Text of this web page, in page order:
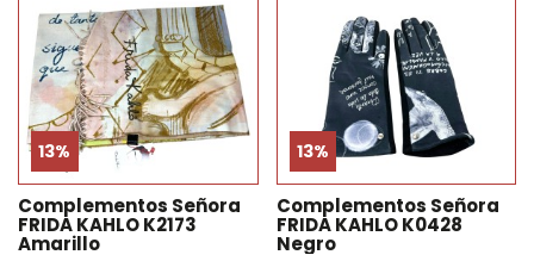
13%
Complementos Señora
FRIDA KAHLO K2173
Amarillo
13%
Complementos Señora
FRIDA KAHLO K0428
Negro